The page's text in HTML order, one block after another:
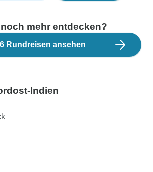
mehr entdecken?
Rundreisen ansehen
Indien